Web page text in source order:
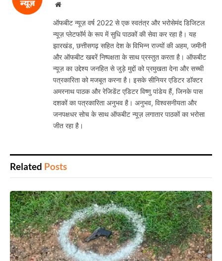
Website
ऑफबीट न्यूज़ वर्ष 2022 से एक स्वतंत्र और भरोसेमंद डिजिटल
न्यूज़ प्लेटफॉर्म के रूप में सुधि पाठकों की सेवा कर रहा है। यह
झारखंड, छत्तीसगढ़ सहित देश के विभिन्न राज्यों की अहम, जमीनी
और ऑफबीट खबरें निष्पक्षता के साथ प्रस्तुत करता है। ऑफबीट
न्यूज़ का उद्देश्य जनहित से जुड़े मुद्दों को प्रमुखता देना और सच्ची
पत्रकारिता को मजबूत करना है। इसके सीनियर एडिटर डॉक्टर
अमरनाथ पाठक और रेजिडेंट एडिटर विष्णु पांडेय हैं, जिनके पास
दशकों का पत्रकारिता अनुभव है। अनुभव, विश्वसनीयता और
जनपक्षधर सोच के साथ ऑफबीट न्यूज़ लगातार पाठकों का भरोसा
जीत रहा है।
Related Posts